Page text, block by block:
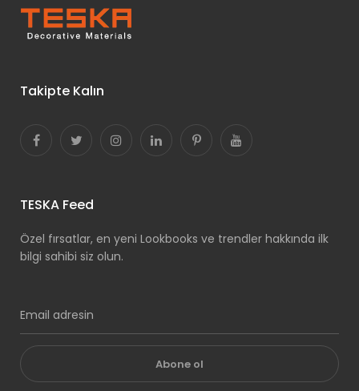
Takipte Kalın
TESKA Feed
Özel fırsatlar, en yeni Lookbooks ve trendler hakkında ilk
bilgi sahibi siz olun.
Abone ol